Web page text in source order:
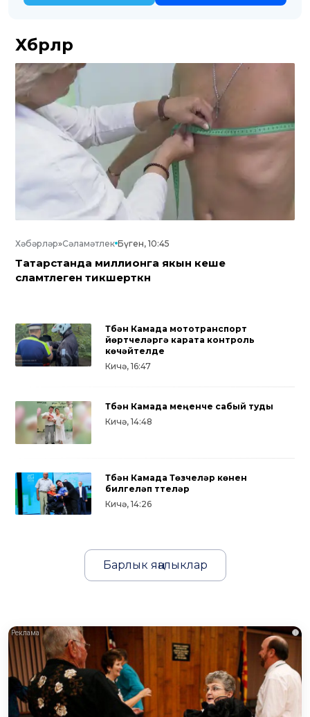
Хәбәрләр
Хәбәрләр»Сәламәтлек Бүген, 10:45
Татарстанда миллионга якын кеше
сәламәтлеген тикшерткән
Түбән Камада мототранспорт
йөртүчеләргә карата контроль
көчәйтелде
Кичә, 16:47
Түбән Камада меңенче сабый туды
Кичә, 14:48
Түбән Камада Төзүчеләр көнен
билгеләп үттеләр
Кичә, 14:26
Барлык яңалыклар
i